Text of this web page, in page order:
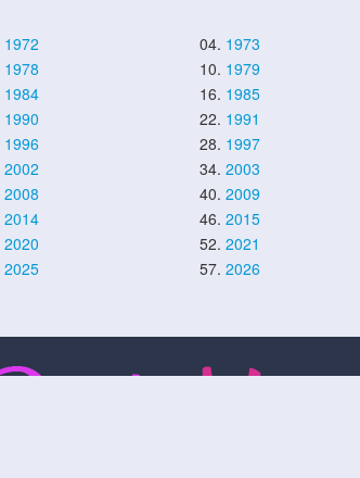
1972 04. 1973
1978 10. 1979
1984 16. 1985
1990 22. 1991
1996 28. 1997
2002 34. 2003
2008 40. 2009
2014 46. 2015
2020 52. 2021
2025 57. 2026